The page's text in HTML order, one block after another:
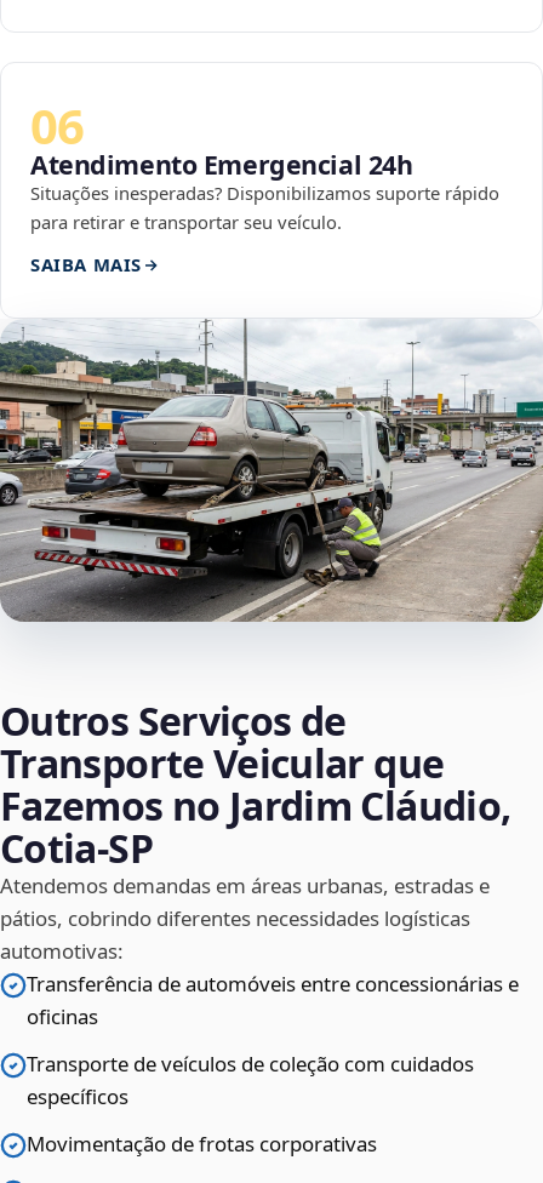
06
Atendimento Emergencial 24h
Situações inesperadas? Disponibilizamos suporte rápido
para retirar e transportar seu veículo.
SAIBA MAIS
Outros Serviços de
Transporte Veicular que
Fazemos no Jardim Cláudio,
Cotia‑SP
Atendemos demandas em áreas urbanas, estradas e
pátios, cobrindo diferentes necessidades logísticas
automotivas:
Transferência de automóveis entre concessionárias e
oficinas
Transporte de veículos de coleção com cuidados
específicos
Movimentação de frotas corporativas